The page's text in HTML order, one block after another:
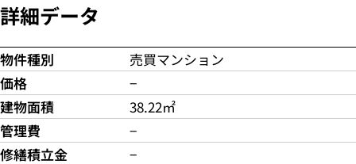
詳細データ
物件種別
売買マンション
価格
−
建物面積
38.22㎡
管理費
−
修繕積立金
−